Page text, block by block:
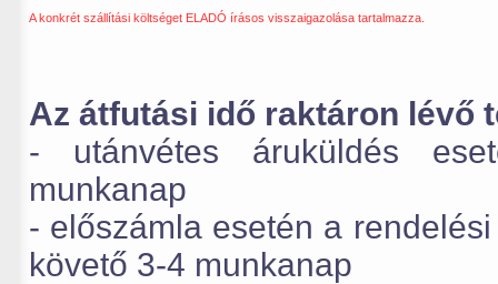
A konkrét szállítási költséget ELADÓ írásos visszaigazolása tartalmazza.
Az átfutási idő raktáron lévő
- utánvétes áruküldés
munkanap
- előszámla esetén a
követő 3-4 munkanap